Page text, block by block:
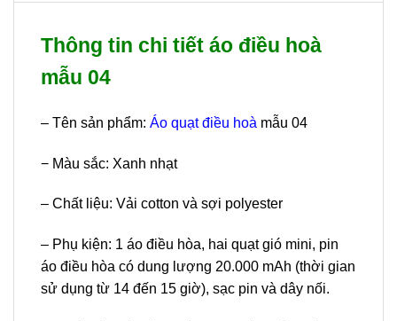
Thông tin chi tiết áo điều hoà
mẫu 04
– Tên sản phẩm: Áo quạt điều hoà mẫu 04
− Màu sắc: Xanh nhạt
– Chất liệu: Vải cotton và sợi polyester
– Phụ kiện: 1 áo điều hòa, hai quạt gió mini, pin
áo điều hòa có dung lượng 20.000 mAh (thời gian
sử dụng từ 14 đến 15 giờ), sạc pin và dây nối.